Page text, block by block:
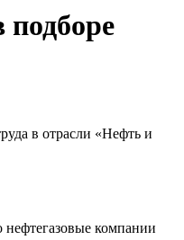
в отрасли «Нефть и
нефтегазовые компании